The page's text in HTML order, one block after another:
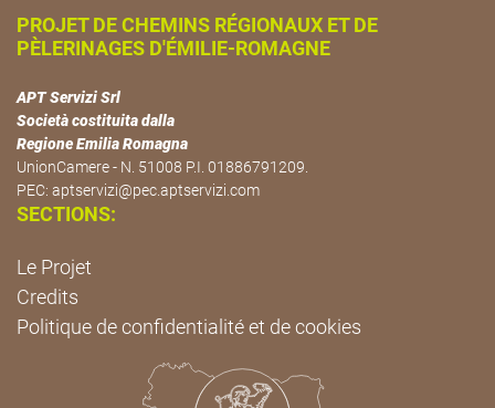
PROJET DE CHEMINS RÉGIONAUX ET DE
PÈLERINAGES D'ÉMILIE-ROMAGNE
APT Servizi Srl
Società costituita dalla
Regione Emilia Romagna
UnionCamere - N. 51008 P.I. 01886791209.
PEC: aptservizi@pec.aptservizi.com
SECTIONS:
Le Projet
Credits
Politique de confidentialité et de cookies